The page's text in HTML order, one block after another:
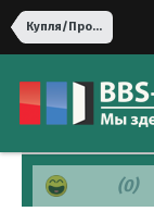
Купля/Продажа
(0)